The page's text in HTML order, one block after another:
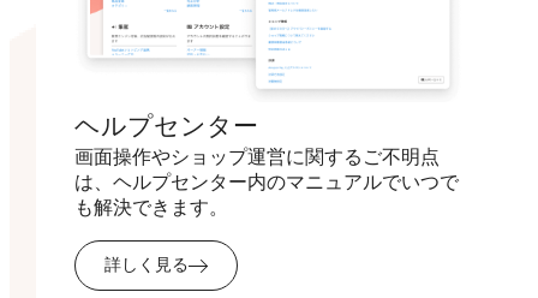
ヘルプセンター
画面操作やショップ運営に関するご不明点
は、ヘルプセンター内のマニュアルでいつで
も解決できます。
詳しく見る